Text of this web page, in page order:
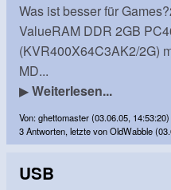
Was ist besser für
ValueRAM DDR 2GB
(KVR400X64C3AK2/2G)
MD...
▶Weiterlesen...
Von: ghettomaster (03.06.05,
3 Antworten, letzte von OldWabble
USB